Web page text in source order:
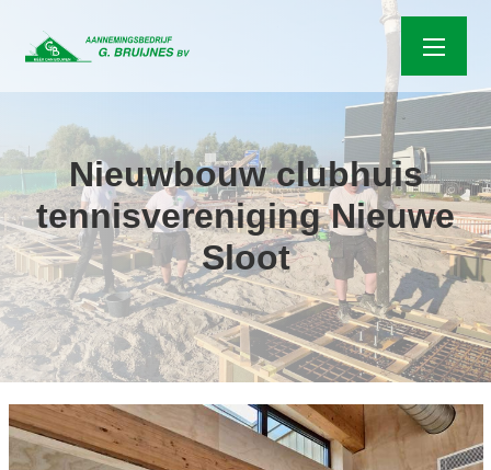
Nieuwbouw clubhuis
tennisvereniging Nieuwe
Sloot